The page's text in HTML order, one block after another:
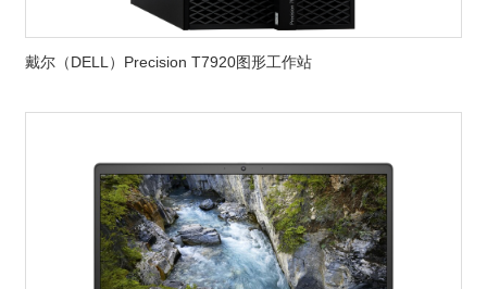
戴尔（DELL）Precision T7920图形工作站